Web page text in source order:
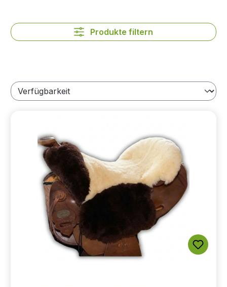
Produkte filtern